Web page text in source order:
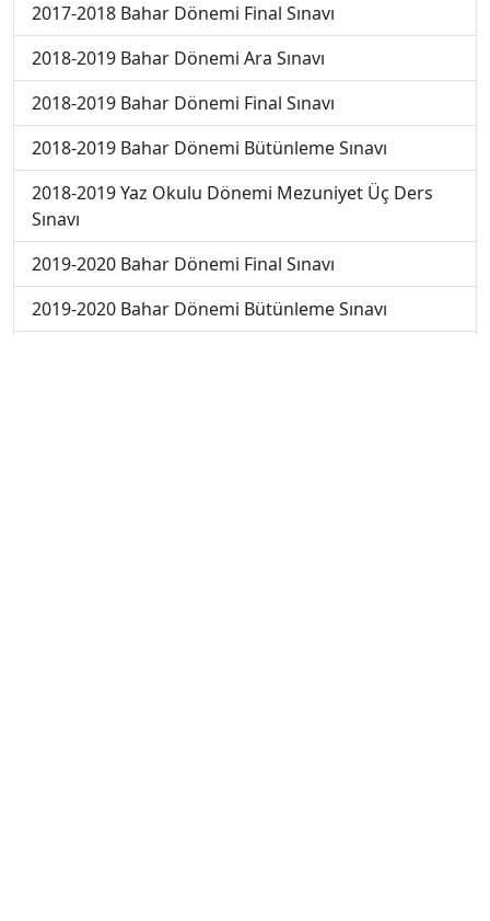
2017-2018 Bahar Dönemi Final Sınavı
2018-2019 Bahar Dönemi Ara Sınavı
2018-2019 Bahar Dönemi Final Sınavı
2018-2019 Bahar Dönemi Bütünleme Sınavı
2018-2019 Yaz Okulu Dönemi Mezuniyet Üç Ders
Sınavı
2019-2020 Bahar Dönemi Final Sınavı
2019-2020 Bahar Dönemi Bütünleme Sınavı